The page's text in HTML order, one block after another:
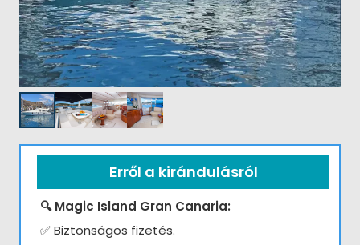
Erről a kirándulásról
🔍 Magic Island Gran Canaria:
✅ Biztonságos fizetés.